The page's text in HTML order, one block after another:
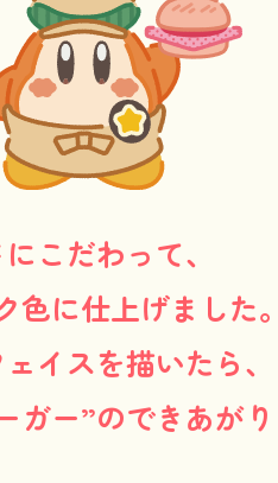
こだわって、
に仕上げました。
イスを描いたら、
ー”のできあがり